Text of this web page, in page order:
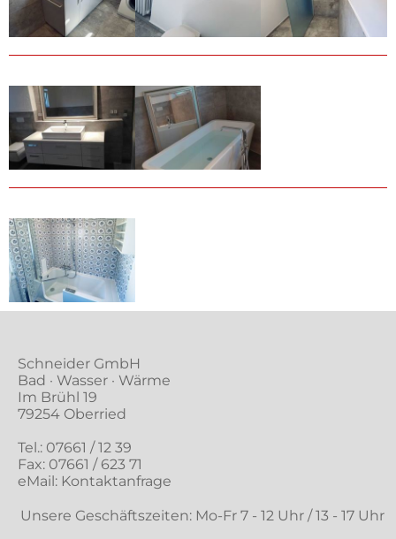
Schneider GmbH
Bad · Wasser · Wärme
Im Brühl 19
79254 Oberried
Tel.: 07661 / 12 39
Fax: 07661 / 623 71
eMail: Kontaktanfrage
Unsere Geschäftszeiten: Mo-Fr 7 - 12 Uhr / 13 - 17 Uhr